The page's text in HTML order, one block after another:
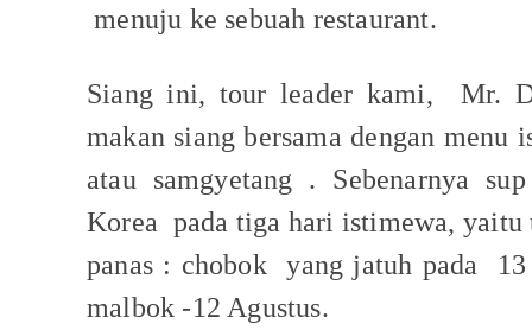
menuju ke sebuah restaurant.
Siang ini, tour leader kami,
Mr.
makan siang bersama dengan menu
atau samgyetang . Sebenarnya
Korea pada tiga hari istimewa,
panas : chobok
yang jatuh pada
malbok -12 Agustus.